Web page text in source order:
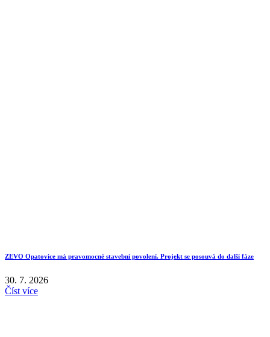
ZEVO Opatovice má pravomocné stavební povolení. Projekt se posouvá do další fáze
30. 7. 2026
Číst více